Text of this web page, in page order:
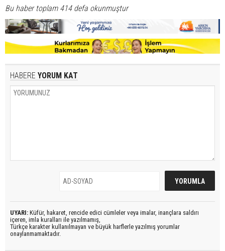
Bu haber toplam 414 defa okunmuştur
HABERE YORUM KAT
UYARI: Küfür, hakaret, rencide edici cümleler veya imalar, inançlara saldırı
içeren, imla kuralları ile yazılmamış,
Türkçe karakter kullanılmayan ve büyük harflerle yazılmış yorumlar
onaylanmamaktadır.